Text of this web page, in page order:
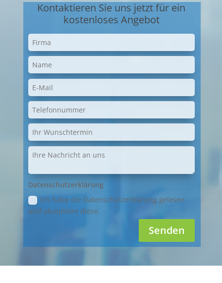
Kontaktieren Sie uns jetzt für ein
kostenloses Angebot
Datenschutzerklärung
Ich habe die Datenschutzerklärung gelesen
und akzeptiere diese.
Senden